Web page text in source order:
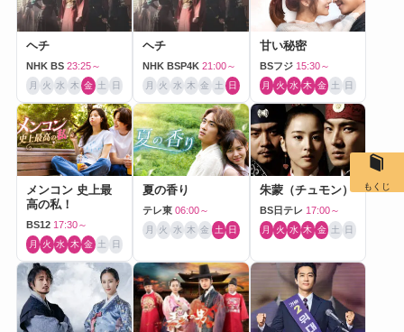
ヘチ
NHK BS 23:25～
月 火 水 木 金 土 日
ヘチ
NHK BSP4K 21:00～
月 火 水 木 金 土 日
甘い秘密
BSフジ 15:30～
月 火 水 木 金 土 日
メンコン 史上最
高の私！
BS12 17:30～
月 火 水 木 金 土 日
夏の香り
テレ東 06:00～
月 火 水 木 金 土 日
朱蒙（チュモン）
BS日テレ 17:00～
月 火 水 木 金 土 日
もくじ